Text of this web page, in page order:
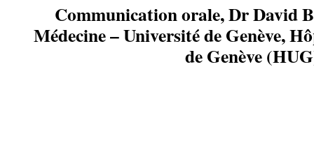
Communication orale, Dr David
Médecine – Université de Genève,
de Genève